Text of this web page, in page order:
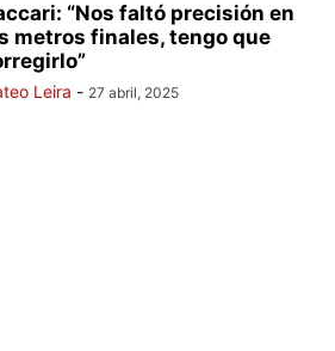
“Nos faltó precisión en
metros finales, tengo que
Leira - 27 abril, 2025